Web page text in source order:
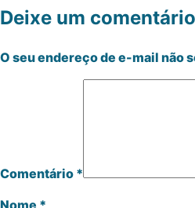
Deixe um comentário
O seu endereço de e-mail não
Comentário *
Nome *